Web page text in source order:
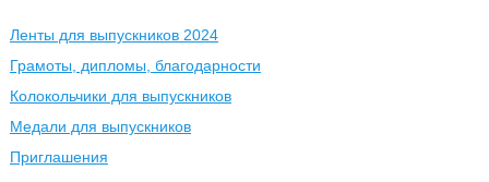
Ленты для выпускников 2024
Грамоты, дипломы, благодарности
Колокольчики для выпускников
Медали для выпускников
Приглашения